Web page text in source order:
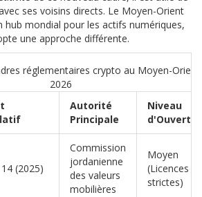
ses voisins directs. Le Moyen-Orient
hub mondial pour les actifs numériques,
une approche différente.
réglementaires crypto au Moyen-Orient
2026
Autorité
Principale
Niveau
(2025)
Commission
jordanienne
des valeurs
mobilières
Moyen
(Licences
strictes)